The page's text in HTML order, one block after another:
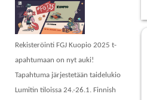
Rekisteröinti FGJ Kuopio 2025 t-
apahtumaan on nyt auki!
Tapahtuma järjestetään taidelukio
Lumitin tiloissa 24.-26.1. Finnish